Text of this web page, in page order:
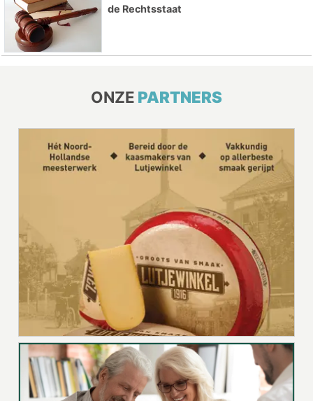
de Rechtsstaat
ONZE PARTNERS